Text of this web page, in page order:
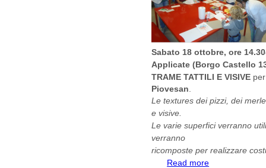
Sabato 18 ottobre, ore
Applicate (Borgo Castello
TRAME TATTILI E VISIVE
Piovesan
Le textures dei pizzi, dei
e visive.
Le varie superfici verranno
verranno
ricomposte per realizzare
Read more